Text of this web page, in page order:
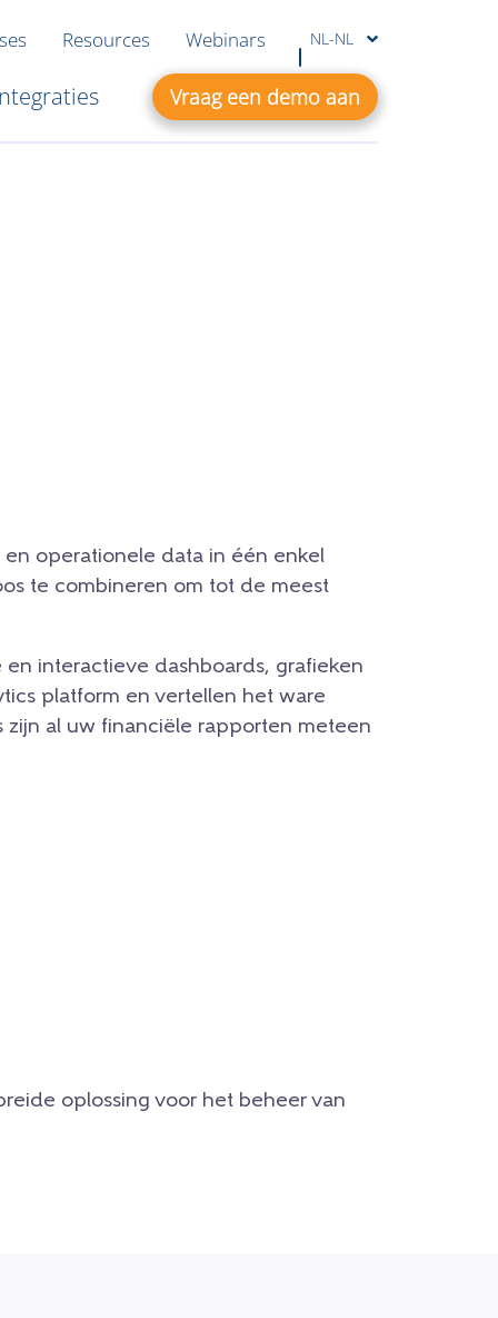
Resources Webinars NL-NL
Vraag een demo aan
operationele data in één enkel
te combineren om tot de meest
interactieve dashboards, grafieken
platform en vertellen het ware
zijn al uw financiële rapporten meteen
oplossing voor het beheer van